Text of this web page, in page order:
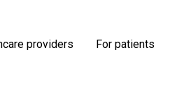
providers For patients